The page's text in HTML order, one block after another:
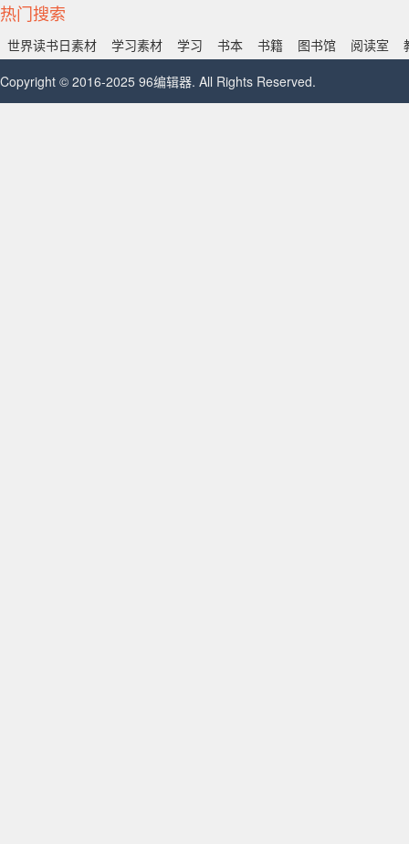
热门搜索
世界读书日素材 学习素材 学习 书本 书籍 图书馆 阅读室
Copyright © 2016-2025 96编辑器. All Rights Reserved.